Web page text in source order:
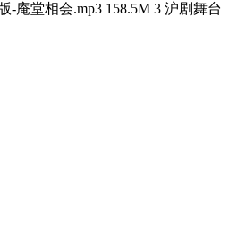
-庵堂相会.mp3 158.5M 3 沪剧舞台